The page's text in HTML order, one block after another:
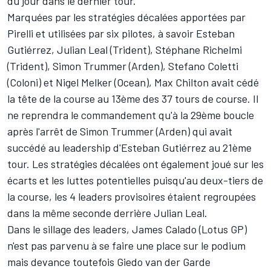
Marquées par les stratégies décalées apportées par
Pirelli et utilisées par six pilotes, à savoir Esteban
Gutiérrez, Julian Leal (Trident), Stéphane Richelmi
(Trident), Simon Trummer (Arden), Stefano Coletti
(Coloni) et Nigel Melker (Ocean), Max Chilton avait cédé
la tête de la course au 13ème des 37 tours de course. Il
ne reprendra le commandement qu'à la 29ème boucle
après l'arrêt de Simon Trummer (Arden) qui avait
succédé au leadership d'Esteban Gutiérrez au 21ème
tour. Les stratégies décalées ont également joué sur les
écarts et les luttes potentielles puisqu'au deux-tiers de
la course, les 4 leaders provisoires étaient regroupées
dans la même seconde derrière Julian Leal.
Dans le sillage des leaders, James Calado (Lotus GP)
n'est pas parvenu à se faire une place sur le podium
mais devance toutefois Giedo van der Garde